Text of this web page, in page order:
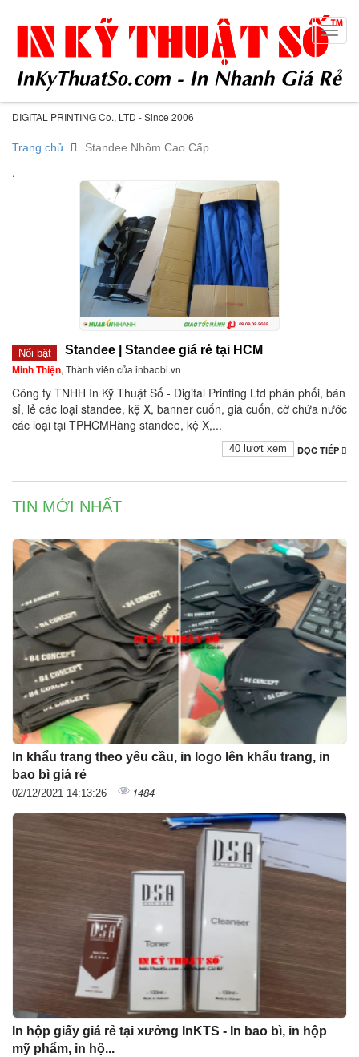
DIGITAL PRINTING Co., LTD - Since 2006
Trang chủ Standee Nhôm Cao Cấp
.
Nổi bật Standee | Standee giá rẻ tại HCM
Minh Thiện, Thành viên của inbaobi.vn
Công ty TNHH In Kỹ Thuật Số - Digital Printing Ltd phân phối, bán
sỉ, lẻ các loại standee, kệ X, banner cuốn, giá cuốn, cờ chứa nước
các loại tại TPHCMHàng standee, kệ X,...
ĐỌC TIẾP
40 lượt xem
TIN MỚI NHẤT
In khẩu trang theo yêu cầu, in logo lên khẩu trang, in
bao bì giá rẻ
02/12/2021 14:13:26 1484
In hộp giấy giá rẻ tại xưởng InKTS - In bao bì, in hộp
mỹ phẩm, in hộ...